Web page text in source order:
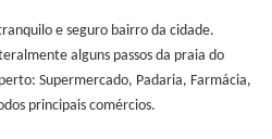
e seguro bairro da cidade.
alguns passos da praia do
Supermercado, Padaria, Farmácia,
principais comércios.